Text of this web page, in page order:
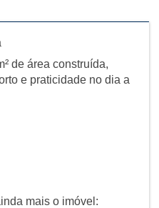
de área construída,
e praticidade no dia a
mais o imóvel: